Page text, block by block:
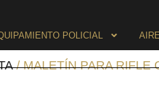
POLICIAL
/ MALETÍN PARA RIFLE